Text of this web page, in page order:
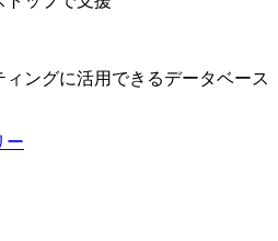
ングに活用できるデータベース